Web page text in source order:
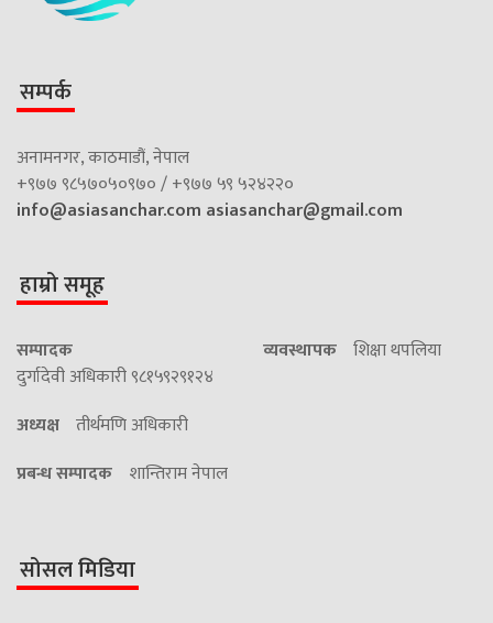
सम्पर्क
अनामनगर, काठमाडौं, नेपाल
+९७७ ९८५७०५०९७० / +९७७ ५९ ५२४२२०
info@asiasanchar.com asiasanchar@gmail.com
हाम्रो समूह
सम्पादक
दुर्गादेवी अधिकारी ९८१५९२९१२४
व्यवस्थापक शिक्षा थपलिया
अध्यक्ष तीर्थमणि अधिकारी
प्रबन्ध सम्पादक शान्तिराम नेपाल
सोसल मिडिया